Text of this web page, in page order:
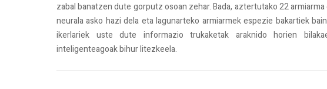
zabal banatzen dute gorputz osoan zehar. Bada, aztertutako 22
neurala asko hazi dela eta lagunarteko armiarmek espezie bakartiek
ikerlariek uste dute informazio trukaketak araknido horien
inteligenteagoak bihur litezkeela.